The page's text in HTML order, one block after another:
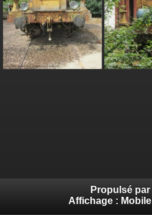
Propulsé par
Affichage : Mobile